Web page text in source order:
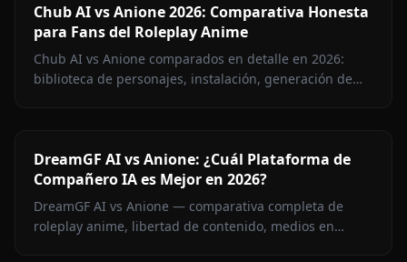
Chub AI vs Anione 2026: Comparativa Honesta
para Fans del Roleplay Anime
Chub AI vs Anione comparados en detalle en 2026:
biblioteca de personajes, instalación, generación de
DreamGF AI vs Anione: ¿Cuál Plataforma de
Compañero IA es Mejor en 2026?
DreamGF AI vs Anione — comparativa completa de
roleplay anime, libertad de contenido, medios en